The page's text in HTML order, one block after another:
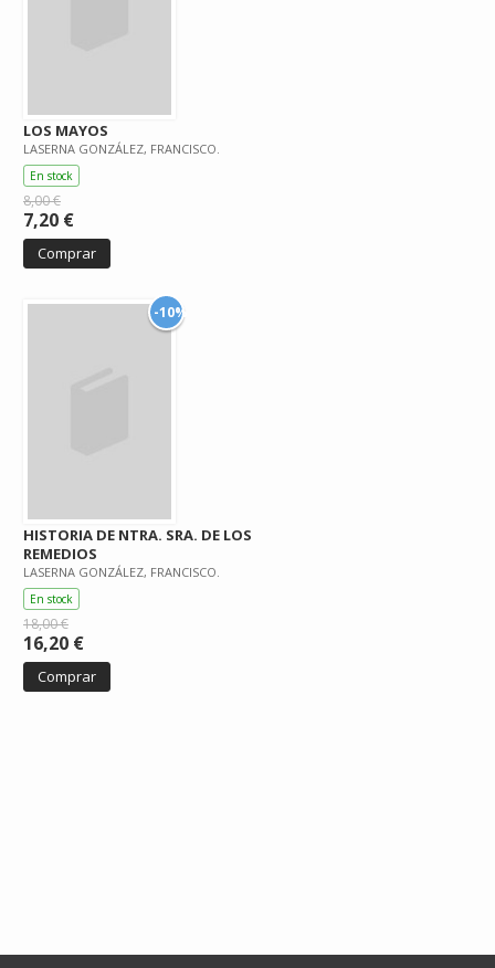
LOS MAYOS
LASERNA GONZÁLEZ, FRANCISCO.
En stock
8,00 €
7,20 €
Comprar
-10%
HISTORIA DE NTRA. SRA. DE LOS
REMEDIOS
LASERNA GONZÁLEZ, FRANCISCO.
En stock
18,00 €
16,20 €
Comprar